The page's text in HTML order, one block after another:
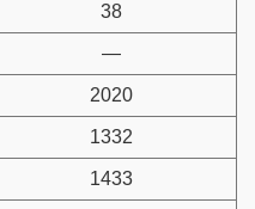
38
—
2020
1332
1433